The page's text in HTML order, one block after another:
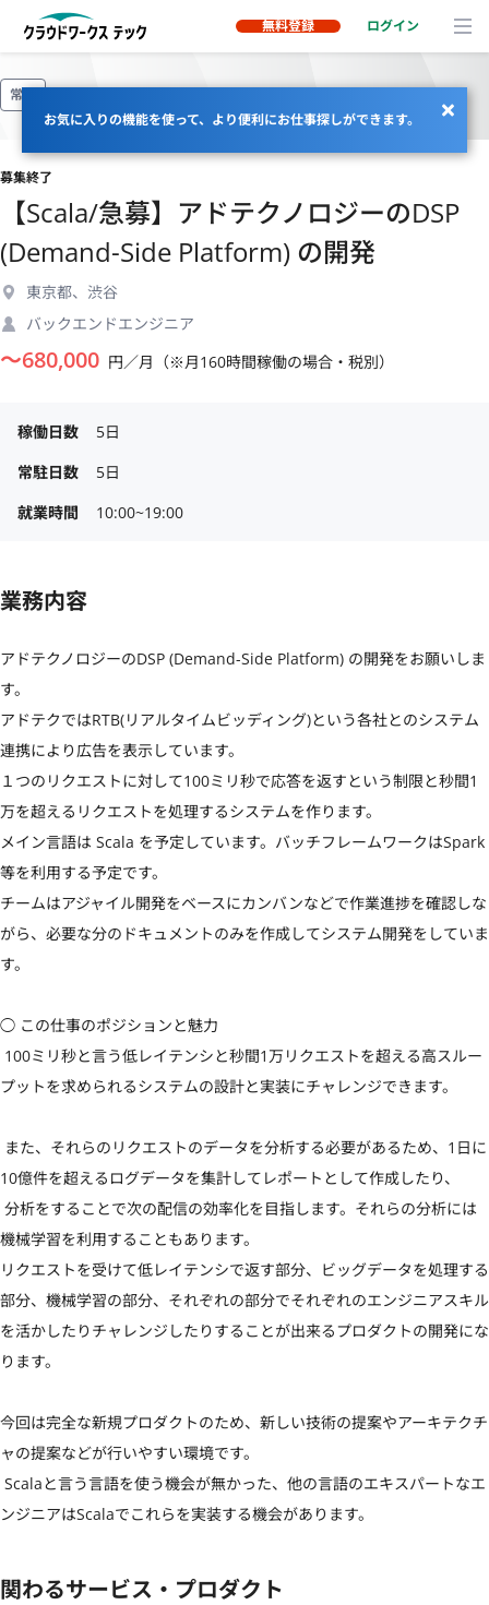
無料登録 ログイン
お気に入りの機能を使って、より便利にお仕事探しができます。
常駐
募集終了
【Scala/急募】アドテクノロジーのDSP
(Demand-Side Platform) の開発
東京都、渋谷
バックエンドエンジニア
〜680,000 円／月（※月160時間稼働の場合・税別）
稼働日数
5日
常駐日数
5日
就業時間
10:00~19:00
業務内容
アドテクノロジーのDSP (Demand-Side Platform) の開発をお願いしま
す。
アドテクではRTB(リアルタイムビッディング)という各社とのシステム
連携により広告を表示しています。
１つのリクエストに対して100ミリ秒で応答を返すという制限と秒間1
万を超えるリクエストを処理するシステムを作ります。
メイン言語は Scala を予定しています。バッチフレームワークはSpark
等を利用する予定です。
チームはアジャイル開発をベースにカンバンなどで作業進捗を確認しな
がら、必要な分のドキュメントのみを作成してシステム開発をしていま
す。
◯ この仕事のポジションと魅力
プットを求められるシステムの設計と実装にチャレンジできます。
10億件を超えるログデータを集計してレポートとして作成したり、
機械学習を利用することもあります。
リクエストを受けて低レイテンシで返す部分、ビッグデータを処理する
部分、機械学習の部分、それぞれの部分でそれぞれのエンジニアスキル
を活かしたりチャレンジしたりすることが出来るプロダクトの開発にな
ります。
今回は完全な新規プロダクトのため、新しい技術の提案やアーキテクチ
ャの提案などが行いやすい環境です。
ンジニアはScalaでこれらを実装する機会があります。
関わるサービス・プロダクト